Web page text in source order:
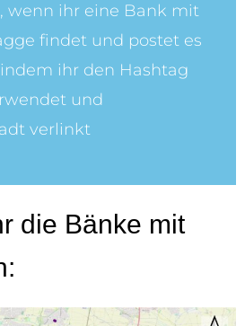
wenn ihr eine Bank mit
findet und postet es
ihr den Hashtag
und
verlinkt
die Bänke mit